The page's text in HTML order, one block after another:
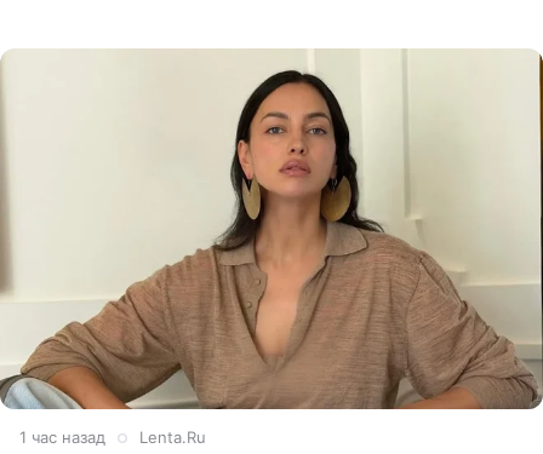
1 час назад Lenta.Ru